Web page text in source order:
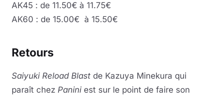
AK45 : de 11.50€ à 11.75€
AK60 : de 15.00€ à 15.50€
Retours
Saiyuki Reload Blast de Kazuya Minekura qui
paraît chez Paniniest sur le point de faire son